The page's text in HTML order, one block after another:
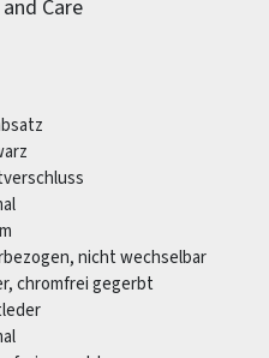
Care
nicht wechselbar
chromfrei gegerbt